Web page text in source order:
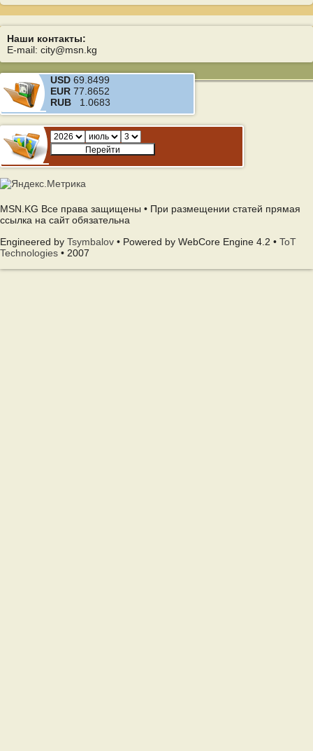
Наши контакты:
E-mail: city@msn.kg
USD 69.8499
EUR 77.8652
RUB 1.0683
MSN.KG Все права защищены • При размещении статей прямая
ссылка на сайт обязательна
Engineered by Tsymbalov • Powered by WebCore Engine 4.2 • ToT
Technologies • 2007